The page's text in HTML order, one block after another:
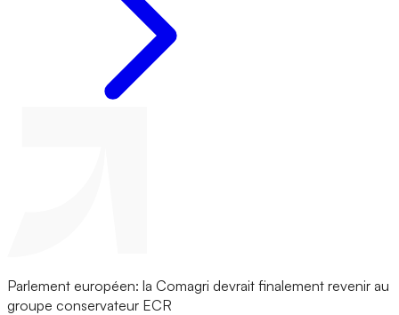
Parlement européen: la Comagri devrait finalement revenir au
groupe conservateur ECR